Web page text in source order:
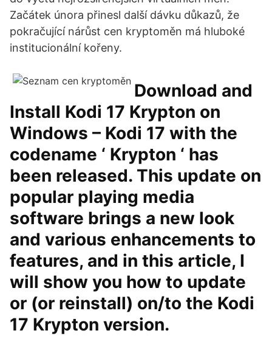
Začátek února přinesl další dávku důkazů, že
pokračující nárůst cen kryptoměn má hluboké
institucionální kořeny.
Download and
Install Kodi 17 Krypton on
Windows – Kodi 17 with the
codename ‘ Krypton ‘ has
been released. This update on
popular playing media
software brings a new look
and various enhancements to
features, and in this article, I
will show you how to update
or (or reinstall) on/to the Kodi
17 Krypton version.